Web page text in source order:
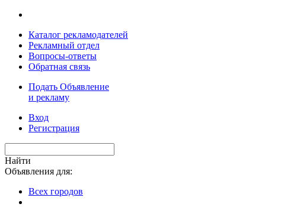
Каталог рекламодателей
Рекламный отдел
Вопросы-ответы
Обратная связь
Подать Объявление
и рекламу
Вход
Регистрация
Найти
Объявления для:
Всех городов